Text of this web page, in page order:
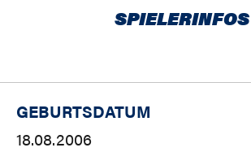
SPIELERINFOS
GEBURTSDATUM
18.08.2006